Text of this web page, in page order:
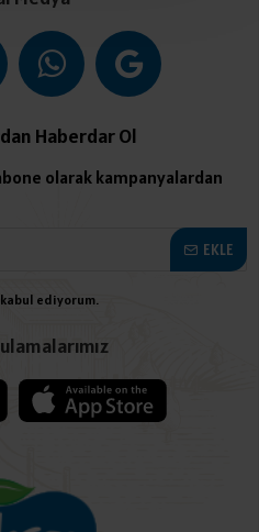
Haberdar Ol
olarak kampanyalardan
EKLE
ediyorum.